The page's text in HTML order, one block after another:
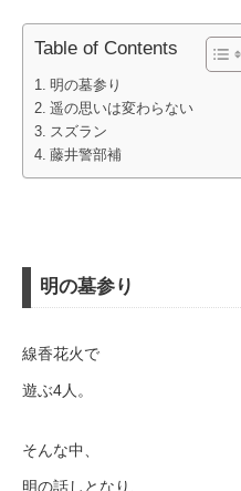
Table of Contents
明の墓参り
遥の思いは変わらない
スズラン
藤井警部補
明の墓参り
線香花火で
遊ぶ4人。
そんな中、
明の話しとなり、